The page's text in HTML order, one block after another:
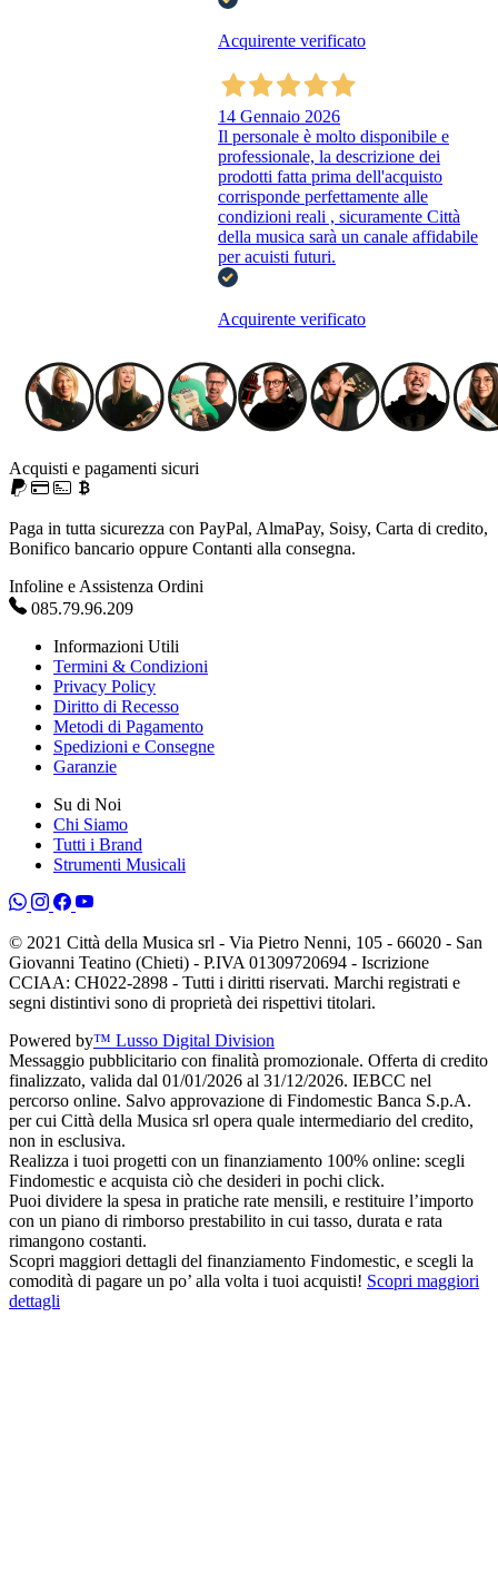
Acquirente verificato
14 Gennaio 2026
Il personale è molto disponibile e
professionale, la descrizione dei
prodotti fatta prima dell'acquisto
corrisponde perfettamente alle
condizioni reali , sicuramente Città
della musica sarà un canale affidabile
per acuisti futuri.
Acquirente verificato
Acquisti e pagamenti sicuri
Paga in tutta sicurezza con PayPal, AlmaPay, Soisy, Carta di credito,
Bonifico bancario oppure Contanti alla consegna.
Infoline e Assistenza Ordini
085.79.96.209
Informazioni Utili
Termini & Condizioni
Privacy Policy
Diritto di Recesso
Metodi di Pagamento
Spedizioni e Consegne
Garanzie
Su di Noi
Chi Siamo
Tutti i Brand
Strumenti Musicali
© 2021 Città della Musica srl - Via Pietro Nenni, 105 - 66020 - San
Giovanni Teatino (Chieti) - P.IVA 01309720694 - Iscrizione
CCIAA: CH022-2898 - Tutti i diritti riservati. Marchi registrati e
segni distintivi sono di proprietà dei rispettivi titolari.
Powered by™ Lusso Digital Division
Messaggio pubblicitario con finalità promozionale. Offerta di credito
finalizzato, valida dal 01/01/2026 al 31/12/2026. IEBCC nel
percorso online. Salvo approvazione di Findomestic Banca S.p.A.
per cui Città della Musica srl opera quale intermediario del credito,
non in esclusiva.
Realizza i tuoi progetti con un finanziamento 100% online: scegli
Findomestic e acquista ciò che desideri in pochi click.
Puoi dividere la spesa in pratiche rate mensili, e restituire l’importo
con un piano di rimborso prestabilito in cui tasso, durata e rata
rimangono costanti.
Scopri maggiori dettagli del finanziamento Findomestic, e scegli la
comodità di pagare un po’ alla volta i tuoi acquisti! Scopri maggiori
dettagli